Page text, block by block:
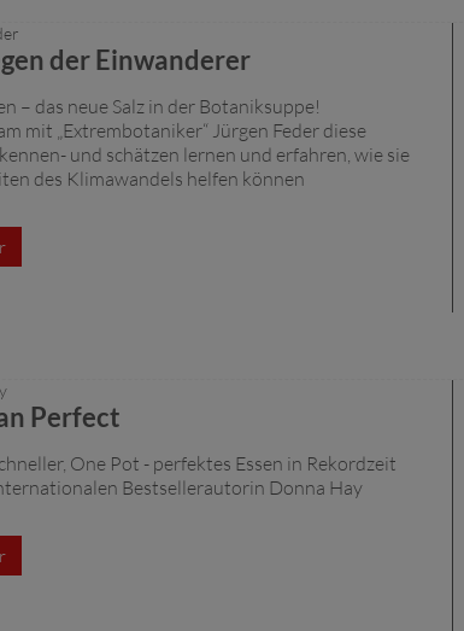
der Einwanderer
– das neue Salz in der Botaniksuppe!
mit „Extrembotaniker“ Jürgen Feder diese
und schätzen lernen und erfahren, wie sie
des Klimawandels helfen können
Perfect
One Pot - perfektes Essen in Rekordzeit
Bestsellerautorin Donna Hay